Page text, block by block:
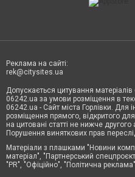
Реклама на сайті:
rek@citysites.ua
Допускається цитування
06242.ua за умови розміщення в
06242.ua - Сайт міста Горлівки. Для
розміщення прямого, відкритого
на цитовані статті не нижче
Порушення виняткових прав
Матеріали з плашками "Новини
матеріал", "Партнерський
"PR", "Офіційно", "Політична